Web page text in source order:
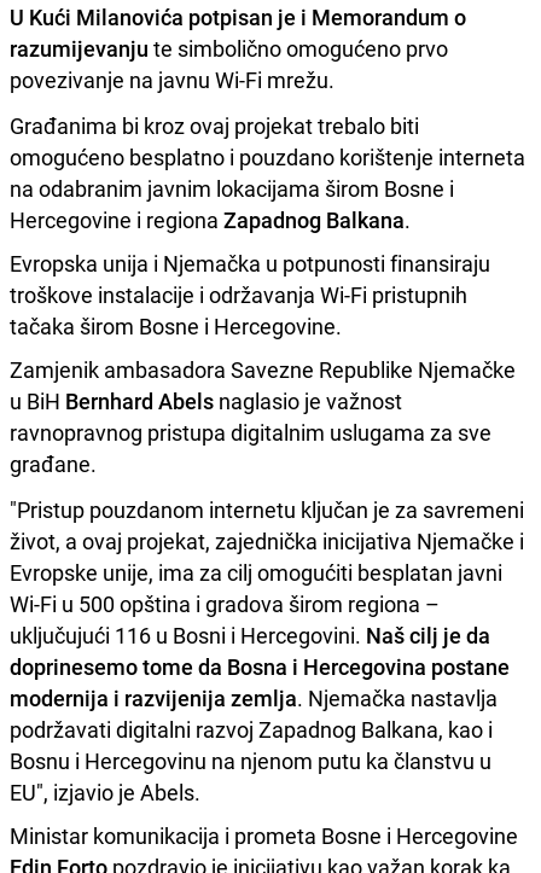
U Kući Milanovića potpisan je i Memorandum o
razumijevanju te simbolično omogućeno prvo
povezivanje na javnu Wi-Fi mrežu.
Građanima bi kroz ovaj projekat trebalo biti
omogućeno besplatno i pouzdano korištenje interneta
na odabranim javnim lokacijama širom Bosne i
Hercegovine i regiona Zapadnog Balkana.
Evropska unija i Njemačka u potpunosti finansiraju
troškove instalacije i održavanja Wi-Fi pristupnih
tačaka širom Bosne i Hercegovine.
Zamjenik ambasadora Savezne Republike Njemačke
u BiH Bernhard Abels naglasio je važnost
ravnopravnog pristupa digitalnim uslugama za sve
građane.
"Pristup pouzdanom internetu ključan je za savremeni
život, a ovaj projekat, zajednička inicijativa Njemačke i
Evropske unije, ima za cilj omogućiti besplatan javni
Wi-Fi u 500 opština i gradova širom regiona –
uključujući 116 u Bosni i Hercegovini. Naš cilj je da
doprinesemo tome da Bosna i Hercegovina postane
modernija i razvijenija zemlja. Njemačka nastavlja
podržavati digitalni razvoj Zapadnog Balkana, kao i
Bosnu i Hercegovinu na njenom putu ka članstvu u
EU", izjavio je Abels.
Ministar komunikacija i prometa Bosne i Hercegovine
Edin Forto pozdravio je inicijativu kao važan korak ka